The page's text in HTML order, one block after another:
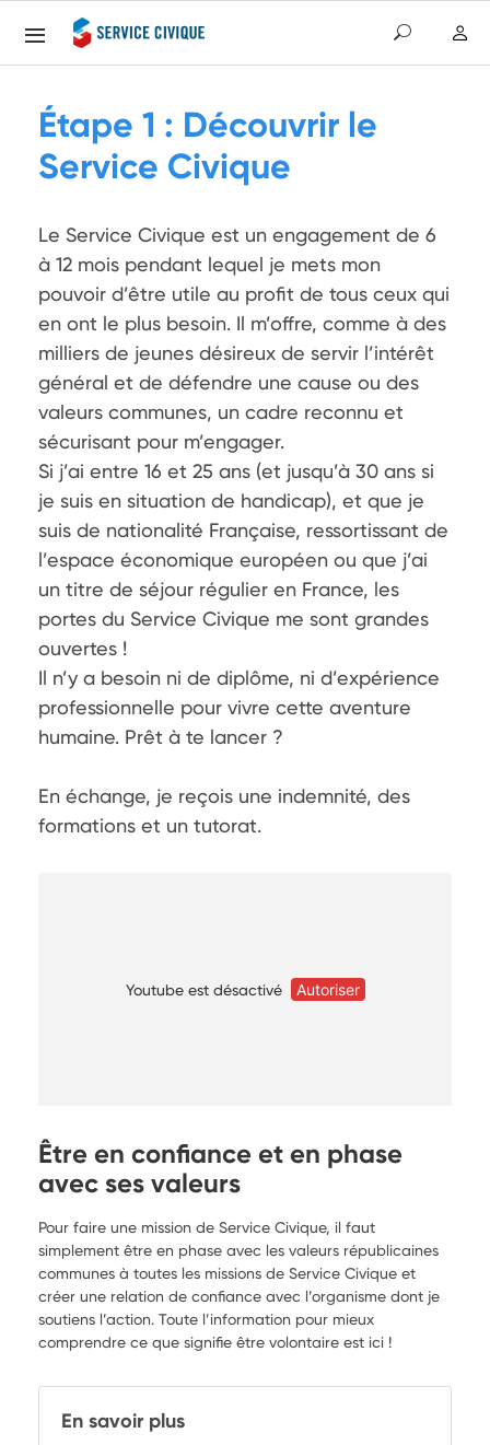
Étape 1 : Découvrir le
Service Civique
Le Service Civique est un engagement de 6
à 12 mois pendant lequel je mets mon
pouvoir d’être utile au profit de tous ceux qui
en ont le plus besoin. Il m’offre, comme à des
milliers de jeunes désireux de servir l’intérêt
général et de défendre une cause ou des
valeurs communes, un cadre reconnu et
sécurisant pour m’engager.
Si j’ai entre 16 et 25 ans (et jusqu’à 30 ans si
je suis en situation de handicap), et que je
suis de nationalité Française, ressortissant de
l’espace économique européen ou que j’ai
un titre de séjour régulier en France, les
portes du Service Civique me sont grandes
ouvertes !
Il n’y a besoin ni de diplôme, ni d’expérience
professionnelle pour vivre cette aventure
humaine. Prêt à te lancer ?
En échange, je reçois une indemnité, des
formations et un tutorat.
Youtube est désactivé Autoriser
Être en confiance et en phase
avec ses valeurs
Pour faire une mission de Service Civique, il faut
simplement être en phase avec les valeurs républicaines
communes à toutes les missions de Service Civique et
créer une relation de confiance avec l’organisme dont je
soutiens l’action. Toute l’information pour mieux
comprendre ce que signifie être volontaire est ici !
En savoir plus